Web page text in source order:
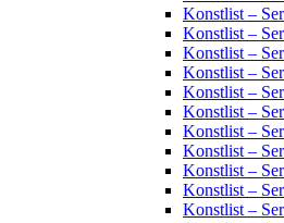
Konstlist –
Konstlist –
Konstlist –
Konstlist –
Konstlist –
Konstlist –
Konstlist –
Konstlist –
Konstlist –
Konstlist –
Konstlist –